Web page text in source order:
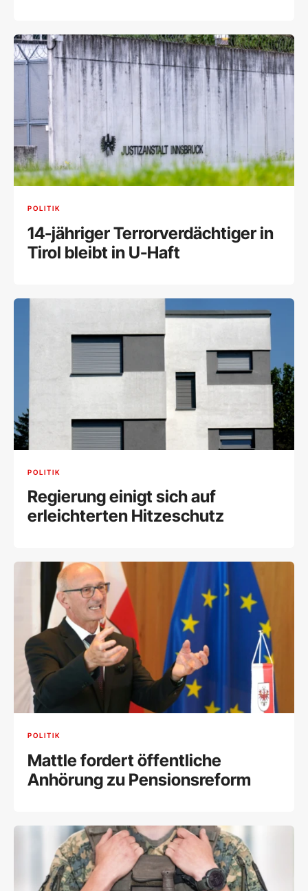
POLITIK
14-jähriger Terrorverdächtiger in
Tirol bleibt in U-Haft
POLITIK
Regierung einigt sich auf
erleichterten Hitzeschutz
POLITIK
Mattle fordert öffentliche
Anhörung zu Pensionsreform